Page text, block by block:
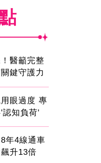
醫籲完整
鍵守護力
眼過度 專
認知負荷'
年4線通車
升13倍